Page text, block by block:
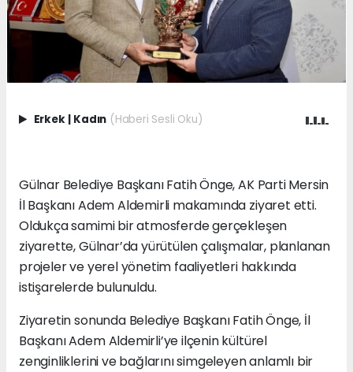
Erkek Kadın (Haberi Sesli Oku)
Gülnar Belediye Başkanı Fatih Önge, AK Parti Mersin
İl Başkanı Adem Aldemirli makamında ziyaret etti.
Oldukça samimi bir atmosferde gerçekleşen
ziyarette, Gülnar’da yürütülen çalışmalar, planlanan
projeler ve yerel yönetim faaliyetleri hakkında
istişarelerde bulunuldu.
Ziyaretin sonunda Belediye Başkanı Fatih Önge, İl
Başkanı Adem Aldemirli’ye ilçenin kültürel
zenginliklerini ve bağlarını simgeleyen anlamlı bir